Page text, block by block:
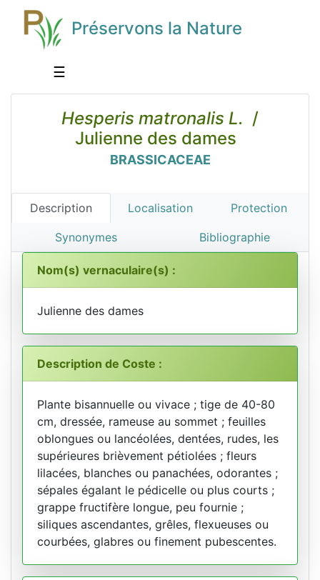
Préservons la Nature
☰
Hesperis matronalis L. /
Julienne des dames
BRASSICACEAE
Description Localisation Protection
Synonymes Bibliographie
Nom(s) vernaculaire(s) :
Julienne des dames
Description de Coste :
Plante bisannuelle ou vivace ; tige de 40-80
cm, dressée, rameuse au sommet ; feuilles
oblongues ou lancéolées, dentées, rudes, les
supérieures brièvement pétiolées ; fleurs
lilacées, blanches ou panachées, odorantes ;
sépales égalant le pédicelle ou plus courts ;
grappe fructifère longue, peu fournie ;
siliques ascendantes, grêles, flexueuses ou
courbées, glabres ou finement pubescentes.